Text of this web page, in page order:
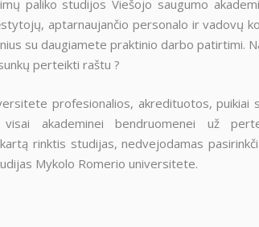
paliko studijos Viešojo saugumo
aptarnaujančio personalo ir vadovų
su daugiamete praktinio darbo patirtimi.
perteikti raštu ?
profesionalios, akredituotos, puikiai
visai akademinei bendruomenei už
rinktis studijas, nedvejodamas
Mykolo Romerio universitete.